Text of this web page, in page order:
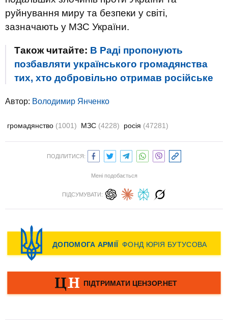
руйнування миру та безпеки у світі,
зазначають у МЗС України.
Також читайте: В Раді пропонують
позбавляти українського громадянства
тих, хто добровільно отримав російське
Автор: Володимир Янченко
громадянство (1001) МЗС (4228) росія (47281)
ПОДІЛИТИСЯ:
Мені подобається
ПІДСУМУВАТИ: